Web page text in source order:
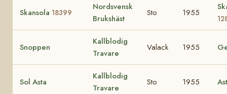
Skansola 18399
Nordsvensk
Brukshäst
Sto 1955
Snoppen
Kallblodig
Travare
Valack 1955
Sol Asta
Kallblodig
Travare
Sto 1955